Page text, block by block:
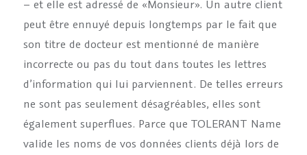
– et elle est adressé de «Monsieur». Un autre client
peut être ennuyé depuis longtemps par le fait que
son titre de docteur est mentionné de manière
incorrecte ou pas du tout dans toutes les lettres
d’information qui lui parviennent. De telles erreurs
ne sont pas seulement désagréables, elles sont
également superflues. Parce que TOLERANT Name
valide les noms de vos données clients déjà lors de